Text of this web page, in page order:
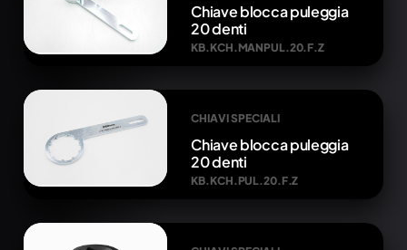
Chiave blocca puleggia
20 denti
KB.KCH.MANPUL.20.F.Z
CHIAVI SPECIALI
Chiave blocca puleggia
20 denti
KB.KCH.PUL.20.F.Z